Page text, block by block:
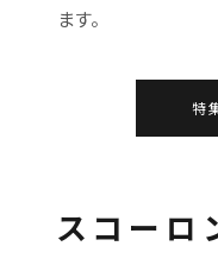
ます。
特
スコーロ